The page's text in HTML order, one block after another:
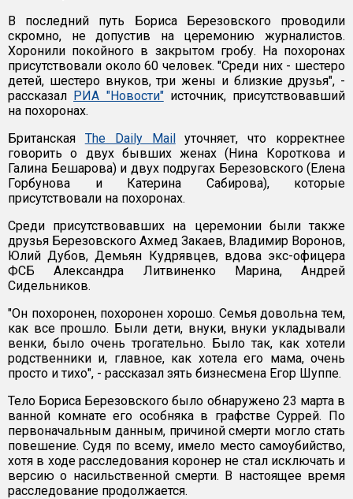
В последний путь Бориса Березовского проводили
скромно, не допустив на церемонию журналистов.
Хоронили покойного в закрытом гробу. На похоронах
присутствовали около 60 человек. "Среди них - шестеро
детей, шестеро внуков, три жены и близкие друзья", -
рассказал РИА "Новости"источник, присутствовавший
на похоронах.
Британская The Daily Mailуточняет, что корректнее
говорить о двух бывших женах (Нина Короткова и
Галина Бешарова) и двух подругах Березовского (Елена
Горбунова и Катерина Сабирова), которые
присутствовали на похоронах.
Среди присутствовавших на церемонии были также
друзья Березовского Ахмед Закаев, Владимир Воронов,
Юлий Дубов, Демьян Кудрявцев, вдова экс-офицера
ФСБ Александра Литвиненко Марина, Андрей
Сидельников.
"Он похоронен, похоронен хорошо. Семья довольна тем,
как все прошло. Были дети, внуки, внуки укладывали
венки, было очень трогательно. Было так, как хотели
родственники и, главное, как хотела его мама, очень
просто и тихо", - рассказал зять бизнесмена Егор Шуппе.
Тело Бориса Березовского было обнаружено 23 марта в
ванной комнате его особняка в графстве Суррей. По
первоначальным данным, причиной смерти могло стать
повешение. Судя по всему, имело место самоубийство,
хотя в ходе расследования коронер не стал исключать и
версию о насильственной смерти. В настоящее время
расследование продолжается.